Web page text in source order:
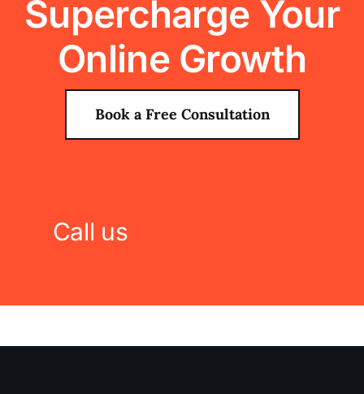
Supercharge Your
Online Growth
Book a Free Consultation
Call us